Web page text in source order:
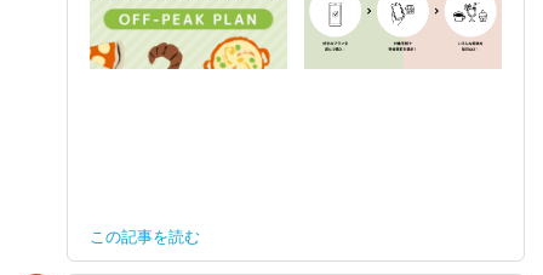
この記事を読む